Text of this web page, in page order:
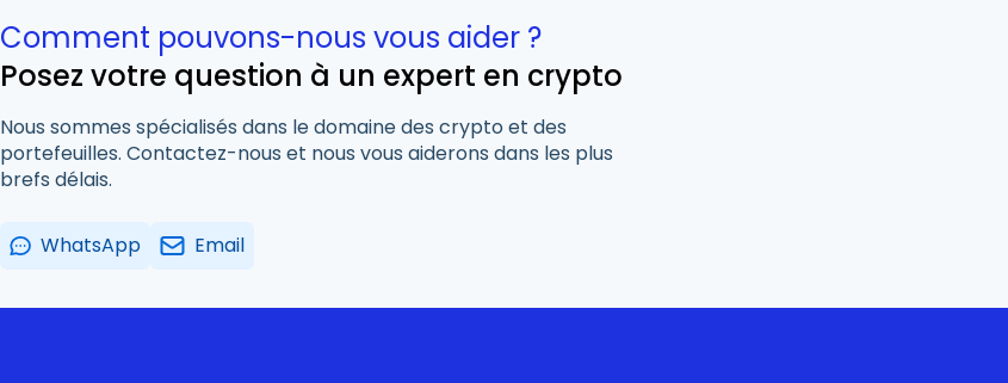
Comment pouvons-nous vous aider ?
Posez votre question à un expert en crypto
Nous sommes spécialisés dans le domaine des crypto et des
portefeuilles. Contactez-nous et nous vous aiderons dans les plus
brefs délais.
WhatsApp Email